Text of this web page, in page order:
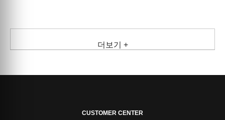
더보기 +
CUSTOMER CENTER